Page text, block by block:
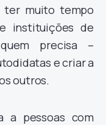
ter muito tempo
instituições de
precisa –
e criar a
outros.
a pessoas com